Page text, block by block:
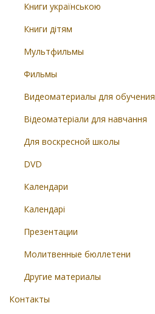
Книги українською
Книги дітям
Мультфильмы
Фильмы
Видеоматериалы для обучения
Відеоматеріали для навчання
Для воскресной школы
DVD
Календари
Календарі
Презентации
Молитвенные бюллетени
Другие материалы
Контакты